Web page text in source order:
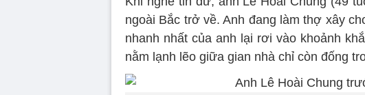
ngoài Bắc trở về. Anh đang làm thợ xây
nhanh nhất của anh lại rơi vào khoảnh
nằm lạnh lẽo giữa gian nhà chỉ còn đống